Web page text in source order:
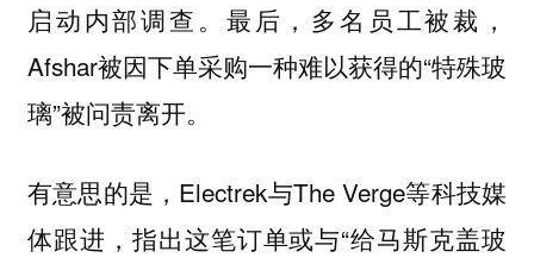
启动内部调查。最后，多名员工被裁，
Afshar被因下单采购一种难以获得的“特殊玻
璃”被问责离开。
有意思的是，Electrek与The Verge等科技媒
体跟进，指出这笔订单或与“给马斯克盖玻